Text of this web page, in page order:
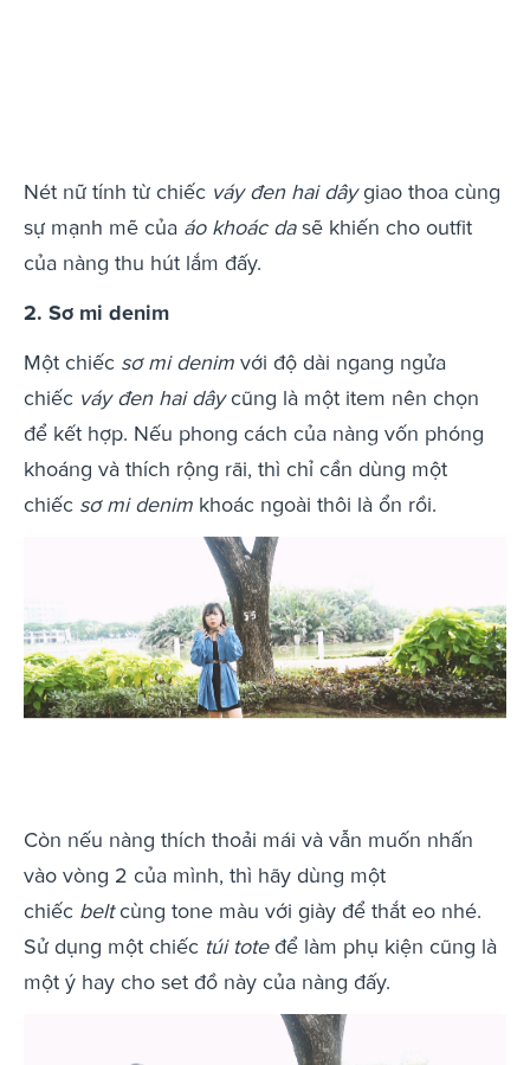
Nét nữ tính từ chiếc váy đen hai dâygiao thoa cùng
sự mạnh mẽ của áo khoác dasẽ khiến cho outfit
của nàng thu hút lắm đấy.
2. Sơ mi denim
Một chiếc sơ mi denim với độ dài ngang ngửa
chiếc váy đen hai dâycũng là một item nên chọn
để kết hợp. Nếu phong cách của nàng vốn phóng
khoáng và thích rộng rãi, thì chỉ cần dùng một
chiếc sơ mi denim khoác ngoài thôi là ổn rồi.
Còn nếu nàng thích thoải mái và vẫn muốn nhấn
vào vòng 2 của mình, thì hãy dùng một
chiếc beltcùng tone màu với giày để thắt eo nhé.
Sử dụng một chiếc túi toteđể làm phụ kiện cũng là
một ý hay cho set đồ này của nàng đấy.